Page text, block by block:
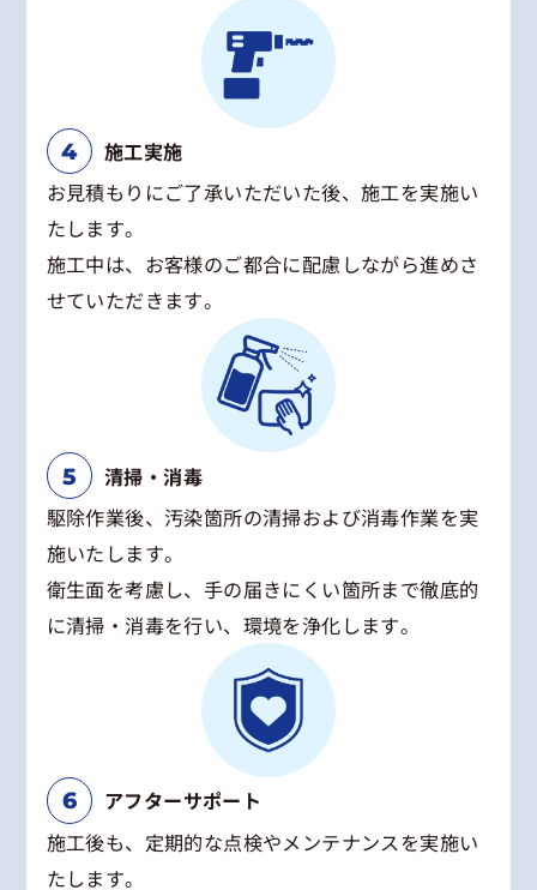
施工実施
お見積もりにご了承いただいた後、施工を実施い
たします。
施工中は、お客様のご都合に配慮しながら進めさ
せていただきます。
清掃・消毒
駆除作業後、汚染箇所の清掃および消毒作業を実
施いたします。
衛生面を考慮し、手の届きにくい箇所まで徹底的
に清掃・消毒を行い、環境を浄化します。
アフターサポート
施工後も、定期的な点検やメンテナンスを実施い
たします。